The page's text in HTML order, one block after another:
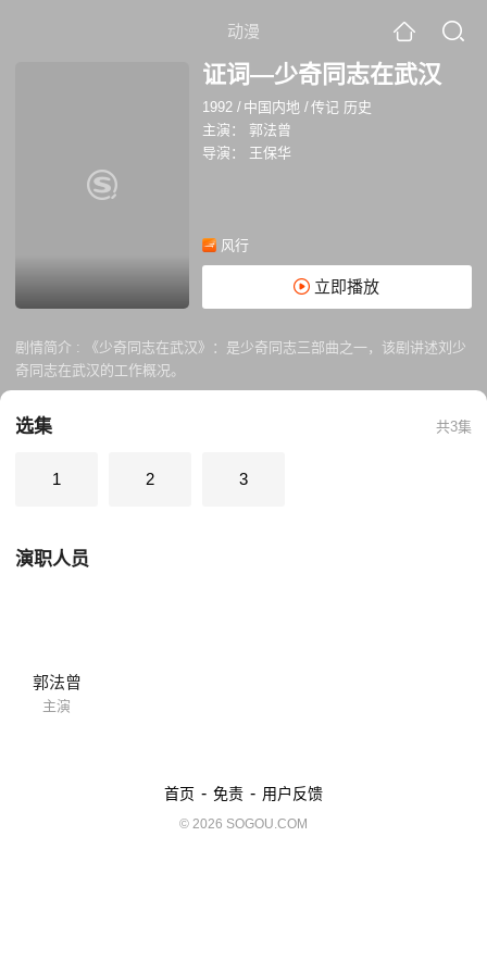
动漫
证词—少奇同志在武汉
1992 / 中国内地 /传记 历史
主演：
郭法曾
导演：
王保华
风行
立即播放
剧情简介 :
《少奇同志在武汉》：是少奇同志三部曲之一，该剧讲述刘少
奇同志在武汉的工作概况。
选集 共3集
1 2 3
演职人员
郭法曾
主演
首页 - 免责 - 用户反馈
© 2026 SOGOU.COM